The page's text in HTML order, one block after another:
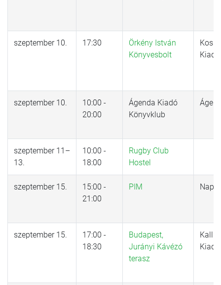
szeptember 10. 17:30
Örkény István
Könyvesbolt
Kiadó
szeptember 10.
10:00 -
20:00
Ágenda Kiadó
Könyvklub
szeptember 11–
13.
10:00 -
18:00
Rugby Club
Hostel
szeptember 15.
15:00 -
21:00
PIM Nap
szeptember 15.
17:00 -
18:30
Budapest,
Jurányi Kávézó
terasz
Kiadó